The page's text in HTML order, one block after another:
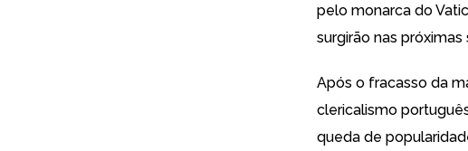
pelo monarca do
surgirão nas próximas
Após o fracasso da
clericalismo
queda de